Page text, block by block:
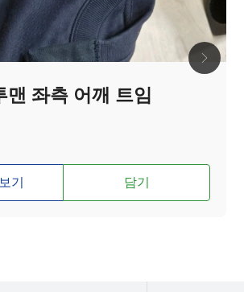
맨 좌측 어깨 트임
기 담기